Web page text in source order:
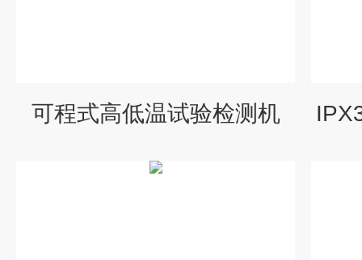
可程式高低温试验检测机